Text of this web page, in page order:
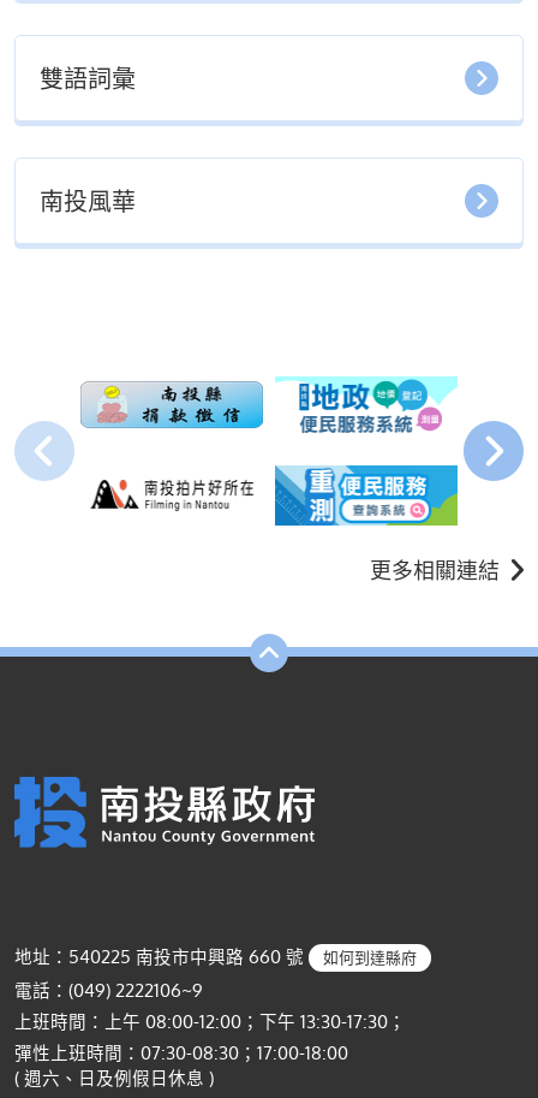
雙語詞彙
南投風華
更多相關連結
地址：540225 南投市中興路 660 號 如何到達縣府
電話：(049) 2222106~9
上班時間：上午 08:00-12:00；下午 13:30-17:30；
彈性上班時間：07:30-08:30；17:00-18:00
( 週六、日及例假日休息 )